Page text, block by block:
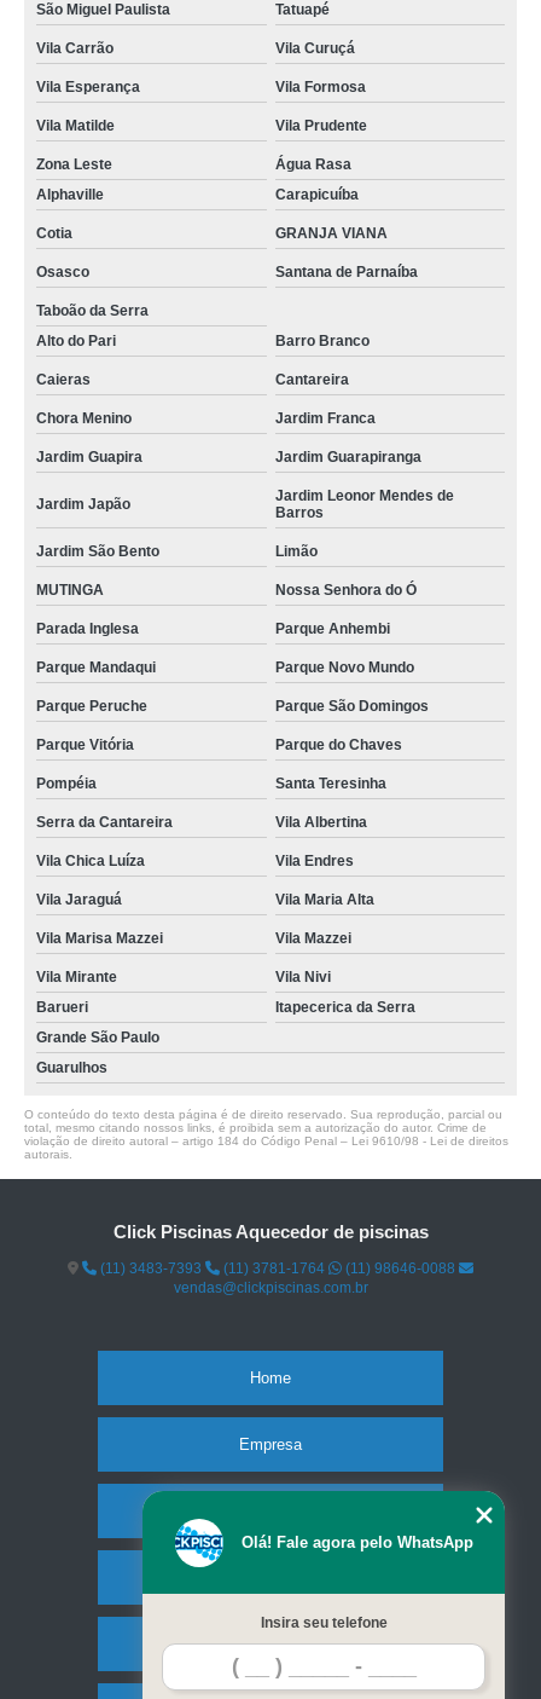
São Miguel Paulista Tatuapé
Vila Carrão Vila Curuçá
Vila Esperança Vila Formosa
Vila Matilde Vila Prudente
Zona Leste
Água Rasa
Alphaville
Carapicuíba
Cotia GRANJA VIANA
Osasco Santana de Parnaíba
Taboão da Serra
Alto do Pari
Barro Branco
Caieras Cantareira
Chora Menino Jardim Franca
Jardim Guapira Jardim Guarapiranga
Jardim Japão
Jardim Leonor Mendes de
Barros
Jardim São Bento Limão
MUTINGA Nossa Senhora do Ó
Parada Inglesa Parque Anhembi
Parque Mandaqui Parque Novo Mundo
Parque Peruche Parque São Domingos
Parque Vitória Parque do Chaves
Pompéia Santa Teresinha
Serra da Cantareira Vila Albertina
Vila Chica Luíza Vila Endres
Vila Jaraguá Vila Maria Alta
Vila Marisa Mazzei Vila Mazzei
Vila Mirante
Vila Nivi
Barueri
Itapecerica da Serra
Grande São Paulo
Guarulhos
O conteúdo do texto desta página é de direito reservado. Sua reprodução, parcial ou
total, mesmo citando nossos links, é proibida sem a autorização do autor. Crime de
violação de direito autoral – artigo 184 do Código Penal – Lei 9610/98 - Lei de direitos
autorais
Click Piscinas Aquecedor de piscinas
(11) 3483-7393 (11) 3781-1764
(11) 98646-0088
vendas@clickpiscinas.com.br
Home
Empresa
Contato
Olá! Fale agora pelo WhatsApp
Insira seu telefone